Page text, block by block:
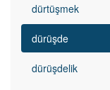
dürtüşmek
dürüşde
dürüşdelik